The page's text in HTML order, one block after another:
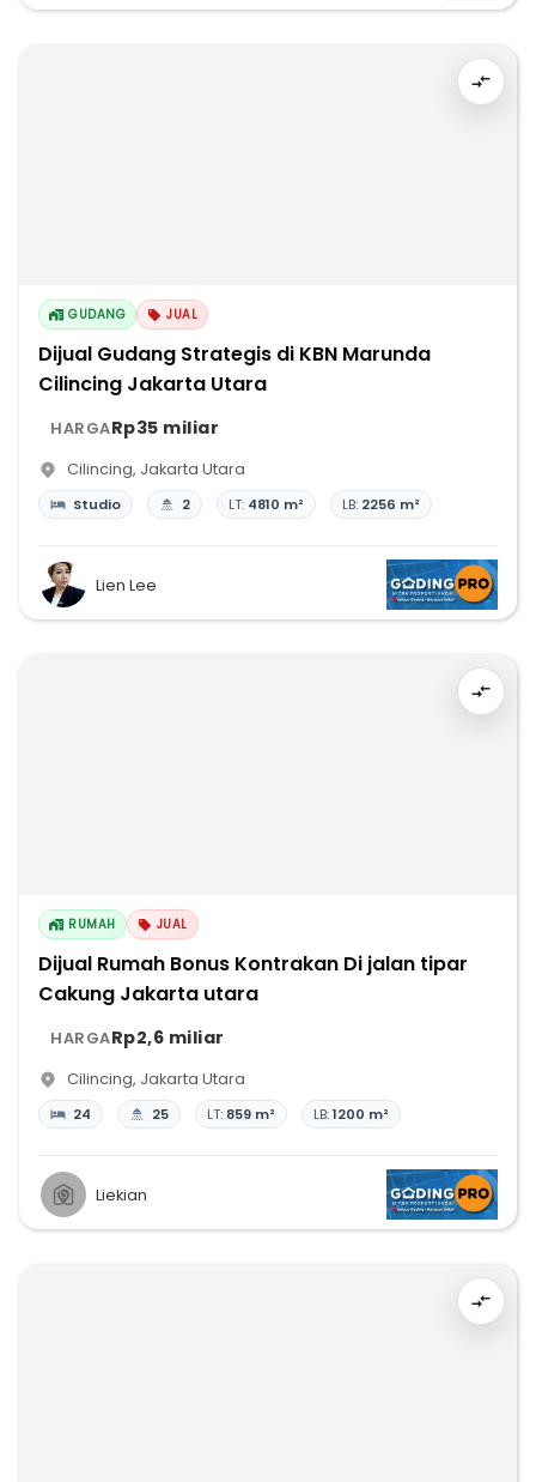
GUDANG JUAL
Dijual Gudang Strategis di KBN Marunda
Cilincing Jakarta Utara
HARGARp35 miliar
Cilincing, Jakarta Utara
Studio 2 LT: 4810 m² LB: 2256 m²
Lien Lee
RUMAH JUAL
Dijual Rumah Bonus Kontrakan Di jalan tipar
Cakung Jakarta utara
HARGARp2,6 miliar
Cilincing, Jakarta Utara
24 25 LT: 859 m² LB:1200 m²
Liekian